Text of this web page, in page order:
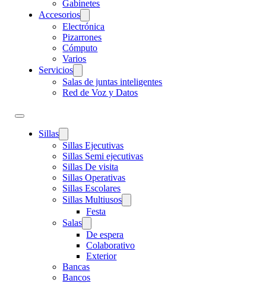
Gabinetes
Accesorios
Electrónica
Pizarrones
Cómputo
Varios
Servicios
Salas de juntas inteligentes
Red de Voz y Datos
Sillas
Sillas Ejecutivas
Sillas Semi ejecutivas
Sillas De visita
Sillas Operativas
Sillas Escolares
Sillas Multiusos
Festa
Salas
De espera
Colaborativo
Exterior
Bancas
Bancos